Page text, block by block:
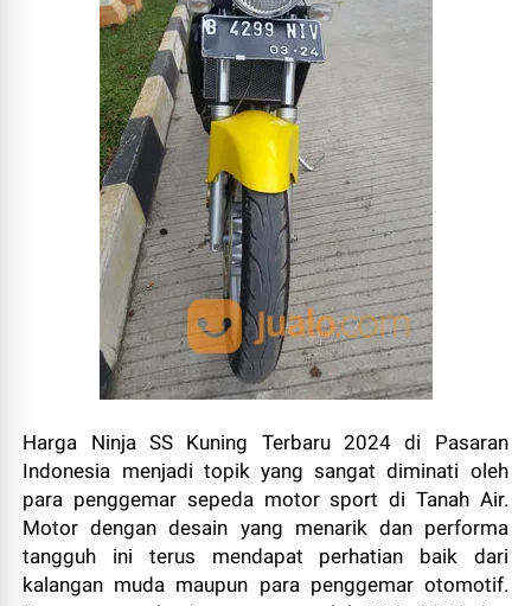
Harga Ninja SS Kuning Terbaru 2024 di Pasaran
Indonesia menjadi topik yang sangat diminati oleh
para penggemar sepeda motor sport di Tanah Air.
Motor dengan desain yang menarik dan performa
tangguh ini terus mendapat perhatian baik dari
kalangan muda maupun para penggemar otomotif.